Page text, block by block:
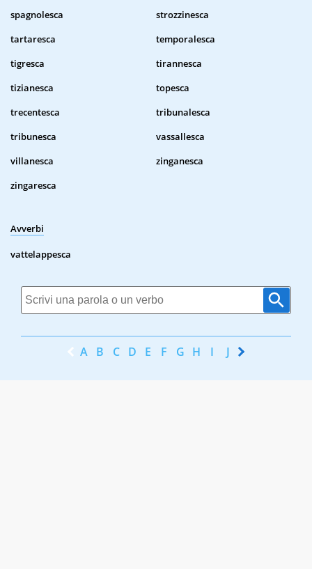
spagnolesca
strozzinesca
tartaresca
temporalesca
tigresca
tirannesca
tizianesca
topesca
trecentesca
tribunalesca
tribunesca
vassallesca
villanesca
zinganesca
zingaresca
Avverbi
vattelappesca
A B C D E F G H I J K